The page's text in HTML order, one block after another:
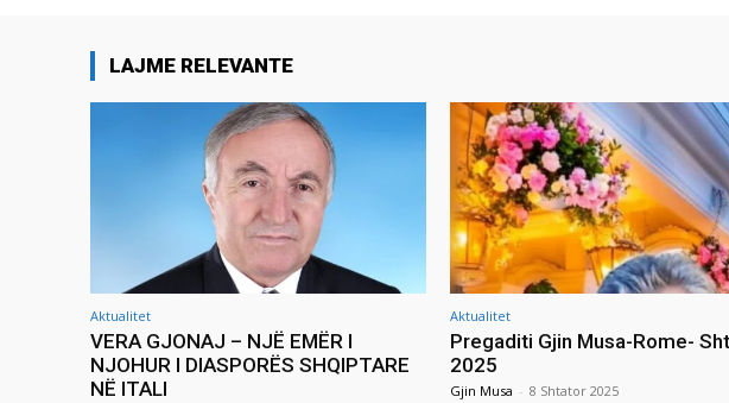
LAJME RELEVANTE
Aktualitet
VERA GJONAJ – NJË EMËR I
NJOHUR I DIASPORËS SHQIPTARE
NË ITALI
Aktualitet
Pregaditi Gjin Musa-Rome-
2025
Gjin Musa - 8 Shtator 2025